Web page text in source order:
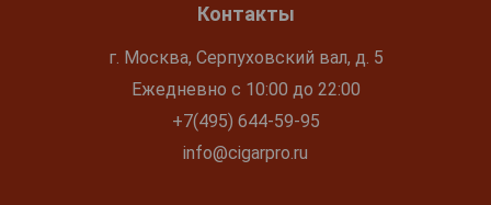
Контакты
г. Москва, Серпуховский вал, д. 5
Ежедневно с 10:00 до 22:00
+7(495) 644-59-95
info@cigarpro.ru